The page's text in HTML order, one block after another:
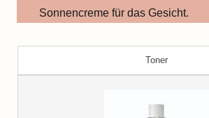
Sonnencreme für das Gesicht.
Toner